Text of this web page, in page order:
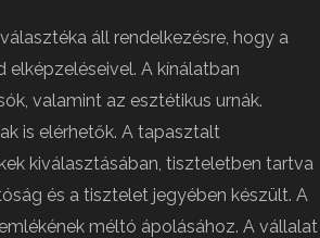
áll rendelkezésre, hogy a
A kínálatban
valamint az esztétikus urnák.
is elérhetők. A tapasztalt
kiválasztásában, tiszteletben tartva
és a tisztelet jegyében készült. A
méltó ápolásához. A vállalat